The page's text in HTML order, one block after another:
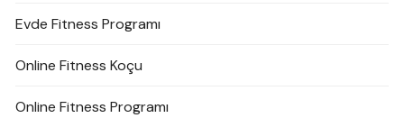
Evde Fitness Programı
Online Fitness Koçu
Online Fitness Programı